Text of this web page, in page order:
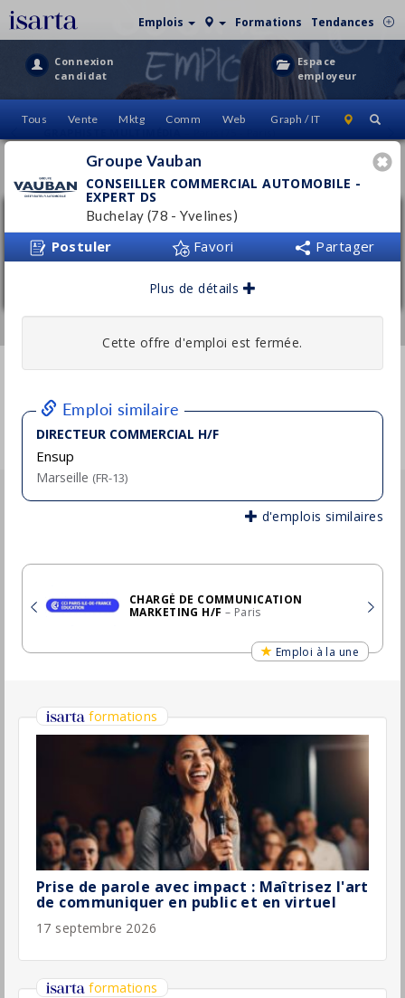
Emplois Formations Tendances
Connexion
candidat
Espace
employeur
Tous Vente Mktg Comm Web
Graph / IT
OFFRES D'EMPLOI
Conseiller commercial automobile -
Expert DS
Groupe Vauban
Groupe Vauban
CONSEILLER COMMERCIAL AUTOMOBILE -
EXPERT DS
Buchelay (78 - Yvelines)
Postuler Favori Partager
Plus de détails
H/F– Paris
formations
17 septembre 2026
renouveler sa stratégie
22 septembre 2026